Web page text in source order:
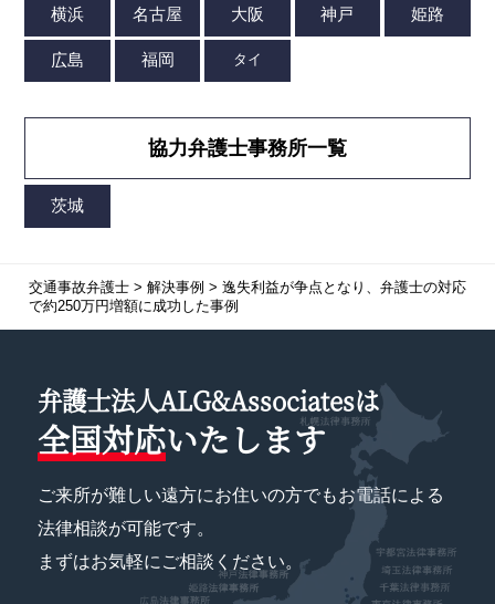
協力弁護士事務所一覧
交通事故弁護士> 解決事例 > 逸失利益が争点となり、弁護士の対応
で約250万円増額に成功した事例
弁護士法人ALG&Associatesは
全国対応いたします
ご来所が難しい遠方にお住いの方でもお電話による
法律相談が可能です。
まずはお気軽にご相談ください。